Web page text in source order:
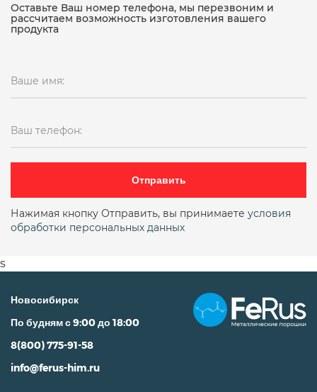
Оставьте Ваш номер телефона, мы перезвоним и
рассчитаем возможность изготовления вашего
продукта
Ваше имя:
Ваш телефон:
Отправить
Нажимая кнопку Отправить, вы принимаете условия
обработки персональных данных
s
Новосибирск
По будням с 9:00 до 18:00
8(800) 775-91-58
info@ferus-him.ru